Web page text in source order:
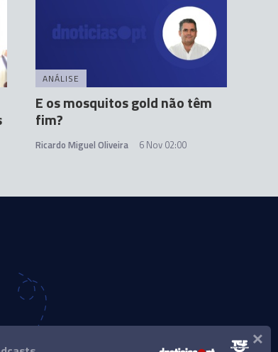
ANÁLISE
E os mosquitos gold não têm
fim?
Ricardo Miguel Oliveira 6 Nov 02:00
×